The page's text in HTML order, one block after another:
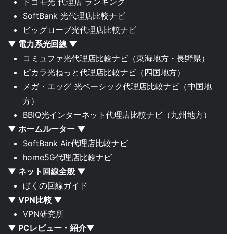
SoftBank 光代理店比較ナビ
ビッグローブ光代理店比較ナビ
▼ 電力系光回線 ▼
コミュファ光代理店比較ナビ （東海地方・長野県）
ピカラ光ねっと代理店比較ナビ （四国地方）
メガ・エッグ 光ベーシック代理店比較ナビ （中国地
方）
BBIQ光インターネット代理店比較ナビ （九州地方）
▼ ホームルーター ▼
SoftBank Air代理店比較ナビ
home5G代理店比較ナビ
▼ ネット回線全般 ▼
ぼくの回線ガイド
▼ VPN比較 ▼
VPN研究所
▼ PCレビュー・紹介▼